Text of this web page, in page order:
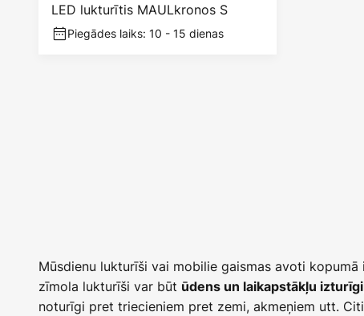
LED lukturītis MAULkronos S
Piegādes laiks: 10 - 15 dienas
Mūsdienu lukturīši vai mobilie gaismas avoti
zīmola lukturīši var būt ūdens un laikapstākļu izturīgi
noturīgi pret triecieniem pret zemi, akmeņiem utt.